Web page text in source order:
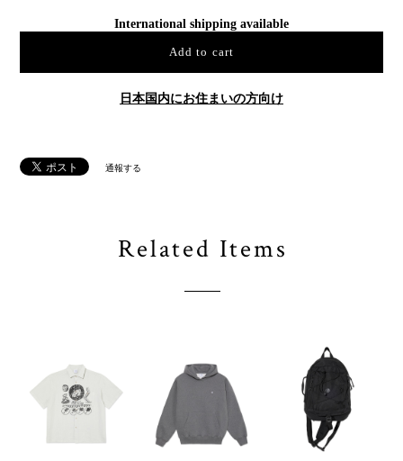
International shipping available
Add to cart
日本国内にお住まいの方向け
通報する
Related Items